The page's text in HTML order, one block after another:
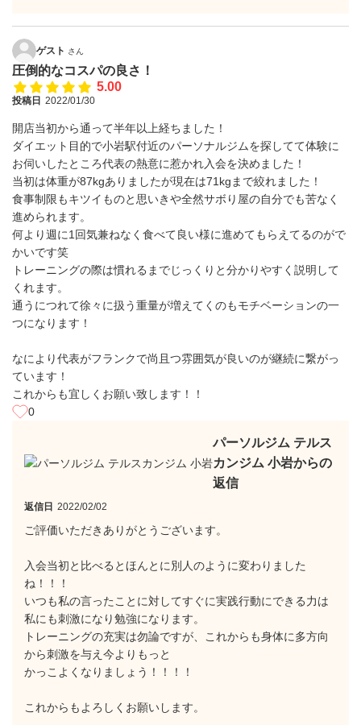
ゲスト さん
圧倒的なコスパの良さ！
5.00
投稿日 2022/01/30
開店当初から通って半年以上経ちました！
ダイエット目的で小岩駅付近のパーソナルジムを探してて体験に
お伺いしたところ代表の熱意に惹かれ入会を決めました！
当初は体重が87kgありましたが現在は71kgまで絞れました！
食事制限もキツイものと思いきや全然サボり屋の自分でも苦なく
進められます。
何より週に1回気兼ねなく食べて良い様に進めてもらえてるのがで
かいです笑
トレーニングの際は慣れるまでじっくりと分かりやすく説明して
くれます。
通うにつれて徐々に扱う重量が増えてくのもモチベーションの一
つになります！
なにより代表がフランクで尚且つ雰囲気が良いのが継続に繋がっ
ています！
これからも宜しくお願い致します！！
0
パーソルジム テルス
カンジム 小岩からの
返信
返信日 2022/02/02
ご評価いただきありがとうございます。
入会当初と比べるとほんとに別人のように変わりました
ね！！！
いつも私の言ったことに対してすぐに実践行動にできる力は
私にも刺激になり勉強になります。
トレーニングの充実は勿論ですが、これからも身体に多方向
から刺激を与え今よりもっと
かっこよくなりましょう！！！！
これからもよろしくお願いします。